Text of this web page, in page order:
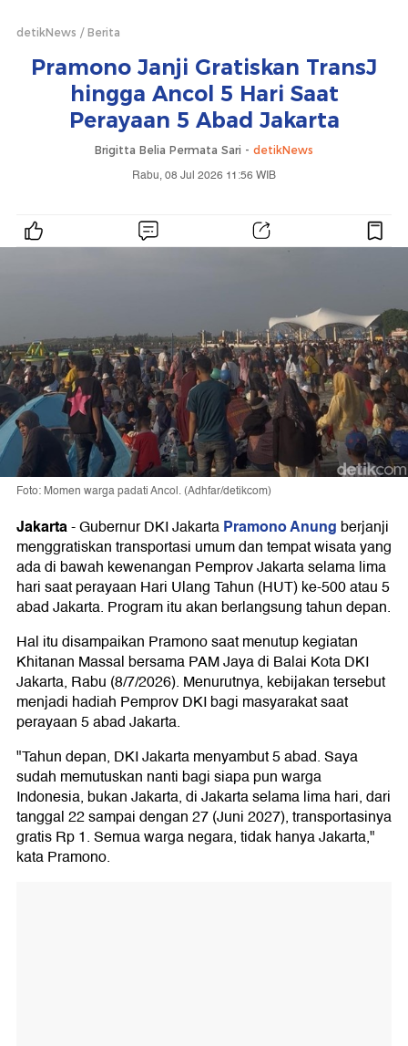
detikNews Berita
Pramono Janji Gratiskan TransJ
hingga Ancol 5 Hari Saat
Perayaan 5 Abad Jakarta
Brigitta Belia Permata Sari - detikNews
Rabu, 08 Jul 2026 11:56 WIB
Foto: Momen warga padati Ancol. (Adhfar/detikcom)
Jakarta-Gubernur DKI JakartaPramono Anung berjanji
menggratiskan transportasi umum dan tempat wisata yang
ada di bawah kewenangan Pemprov Jakarta selama lima
hari saat perayaan Hari Ulang Tahun (HUT) ke-500 atau 5
abad Jakarta. Program itu akan berlangsung tahun depan.
Hal itu disampaikan Pramono saat menutup kegiatan
Khitanan Massal bersama PAM Jaya di Balai Kota DKI
Jakarta, Rabu (8/7/2026). Menurutnya, kebijakan tersebut
menjadi hadiah Pemprov DKI bagi masyarakat saat
perayaan 5 abad Jakarta.
"Tahun depan, DKI Jakarta menyambut 5 abad. Saya
sudah memutuskan nanti bagi siapa pun warga
Indonesia, bukan Jakarta, di Jakarta selama lima hari, dari
tanggal 22 sampai dengan 27 (Juni 2027), transportasinya
gratis Rp 1. Semua warga negara, tidak hanya Jakarta,"
kata Pramono.